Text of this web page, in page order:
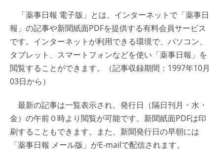
「薬事日報 電子版」とは、インターネットで「薬事日
報」の記事や新聞紙面PDFを提供する有料会員サービス
です。インターネットが利用できる環境で、パソコン、
タブレット、スマートフォンなどを使い「薬事日報」を
閲覧することができます。（記事収録期間：1997年10月
03日から）
最新の記事は一覧表示され、発行日（隔日刊月・水・
金）の午前０時より閲覧が可能です。新聞紙面PDFは印
刷することもできます。また、新聞発行日の早朝には
「薬事日報 メール版」がE-mailで配信されます。